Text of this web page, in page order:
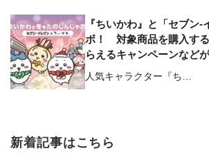
『ちいかわ』と「セブン
ボ！ 対象商品を購入す
らえるキャンペーンなど
始
人気キャラクター『ち…
新着記事はこちら